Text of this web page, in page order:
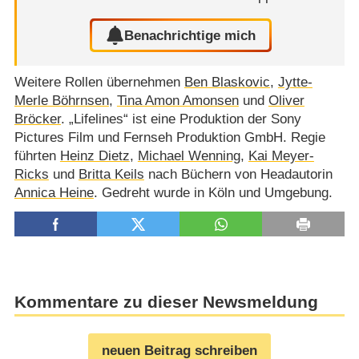
Benachrichtige mich
Weitere Rollen übernehmen Ben Blaskovic, Jytte-
Merle Böhrnsen, Tina Amon Amonsenund Oliver
Bröcker. „Lifelines“ ist eine Produktion der Sony
Pictures Film und Fernseh Produktion GmbH. Regie
führten Heinz Dietz, Michael Wenning, Kai Meyer-
Ricks und Britta Keils nach Büchern von Headautorin
Annica Heine. Gedreht wurde in Köln und Umgebung.
Kommentare zu dieser Newsmeldung
neuen Beitrag schreiben